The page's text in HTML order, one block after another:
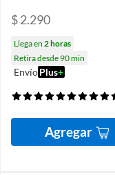
$ 2.290
Llega en 2 horas
Retira desde 90 min
EnvíoPlus+
Agregar